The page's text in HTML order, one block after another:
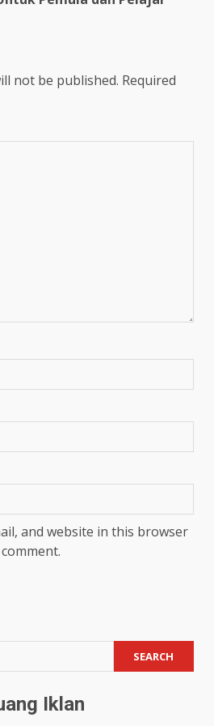
not be published. Required
and website in this browser
SEARCH
Iklan